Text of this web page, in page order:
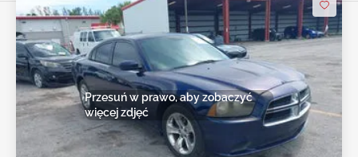
Przesuń w prawo, aby zobaczyć
więcej zdjęć